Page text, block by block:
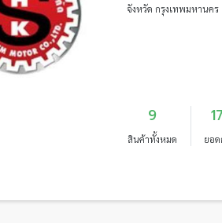
จังหวัด กรุงเทพมหานคร
9
สินค้าทั้งหมด ยอด